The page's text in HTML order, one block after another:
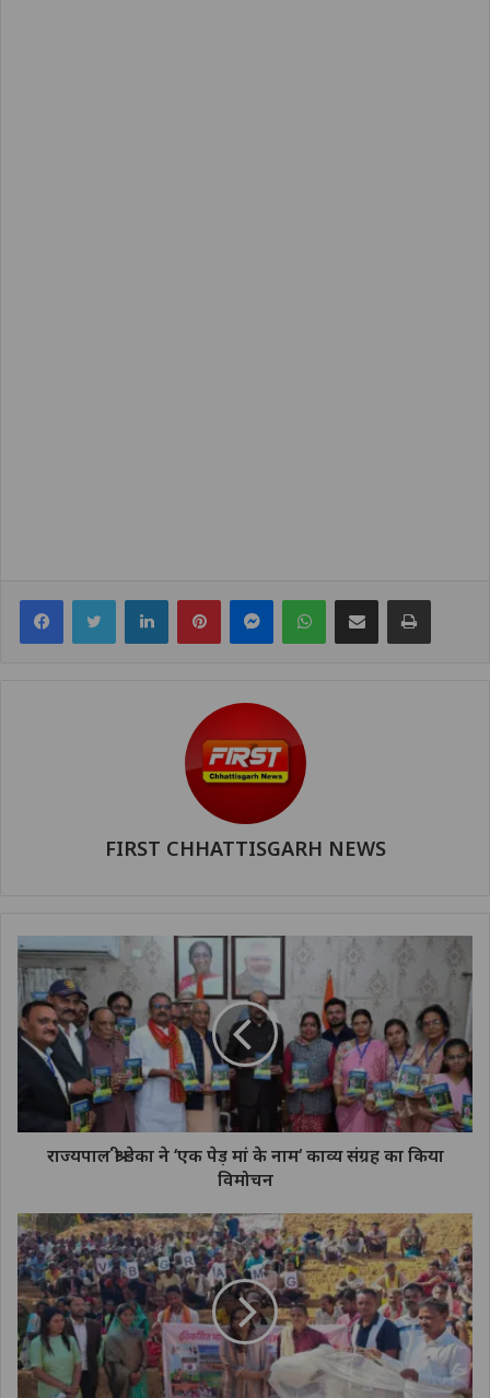
FacebookTwitter LinkedInPinterestMessengerWhatsAppShare via Email Print
FIRST CHHATTISGARH NEWS
राज्यपाल श्री डेका ने ‘एक पेड़ मां के नाम‘ काव्य संग्रह का किया
विमोचन